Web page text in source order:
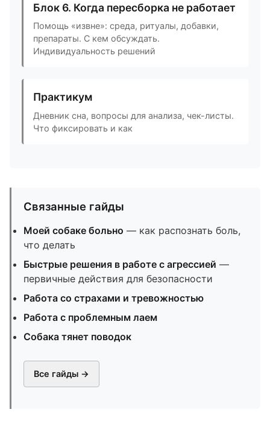
Блок 6. Когда пересборка не работает
Помощь «извне»: среда, ритуалы, добавки,
препараты. С кем обсуждать.
Индивидуальность решений
Практикум
Дневник сна, вопросы для анализа, чек-листы.
Что фиксировать и как
Связанные гайды
Моей собаке больно — как распознать боль,
что делать
Быстрые решения в работе с агрессией —
первичные действия для безопасности
Работа со страхами и тревожностью
Работа с проблемным лаем
Собака тянет поводок
Все гайды →